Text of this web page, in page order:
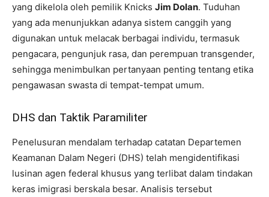
yang dikelola oleh pemilik Knicks Jim Dolan. Tuduhan
yang ada menunjukkan adanya sistem canggih yang
digunakan untuk melacak berbagai individu, termasuk
pengacara, pengunjuk rasa, dan perempuan transgender,
sehingga menimbulkan pertanyaan penting tentang etika
pengawasan swasta di tempat-tempat umum.
DHS dan Taktik Paramiliter
Penelusuran mendalam terhadap catatan Departemen
Keamanan Dalam Negeri (DHS) telah mengidentifikasi
lusinan agen federal khusus yang terlibat dalam tindakan
keras imigrasi berskala besar. Analisis tersebut